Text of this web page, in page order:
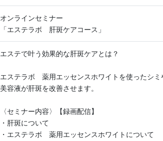
オンラインセミナー
「エステラボ 肝斑ケアコース」
エステで叶う効果的な肝斑ケアとは？
エステラボ 薬用エッセンスホワイトを使ったシ
美容液が肝斑を改善させます。
〈セミナー内容〉【録画配信】
・肝斑について
・エステラボ 薬用エッセンスホワイトについて